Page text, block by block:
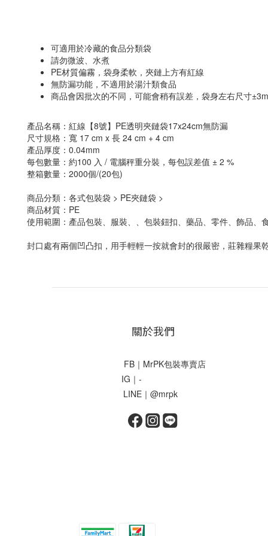
可適用於冷藏的食品分類袋
請勿微波、水煮
PE材質偏霧，袋身柔軟，夾鏈上方有紅線
無防漏功能，不適用於湯汁類食品
商品會因批次的不同，可能會稍有誤差，袋身左右尺寸
產品名稱：紅線【8號】PE透明夾鏈袋17x24cm無防漏
尺寸規格：寬 17 cm x 長 24 cm + 4 cm
產品厚度：0.04mm
每包數量：約100 入 / 電腦秤重分裝，每包誤差值 ± 2 %
整箱數量：2000個/(20包)
商品分類：各式包裝袋 > PE夾鏈袋 >
商品材質：PE
使用範圍：產品包裝、服裝、、包裝鈕扣、藥品、零件、飾品
封口處有兩個凹凸扣，用手輕輕一按就會封的很嚴密，莊雜糧
關於我們
FB｜MrPK包裝專賣店
IG｜-
LINE｜@mrpk